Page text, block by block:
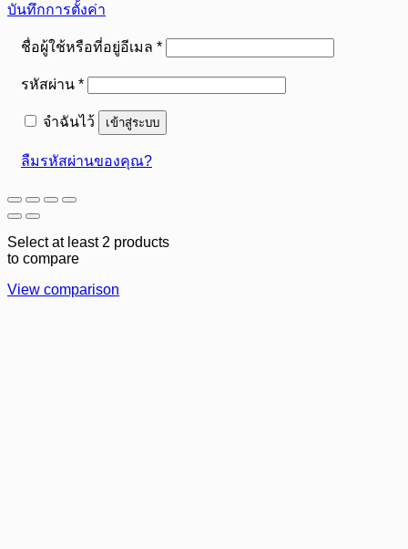
บันทึกการตั้งค่า
ชื่อผู้ใช้หรือที่อยู่อีเมล *ต้องการ
รหัสผ่าน *ต้องการ
จำฉันไว้ เข้าสู่ระบบ
ลืมรหัสผ่านของคุณ?
Select at least 2 products
to compare
View comparison